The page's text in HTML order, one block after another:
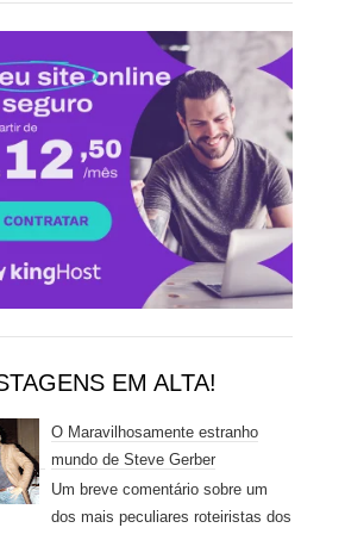
EM ALTA!
O Maravilhosamente estranho
mundo de Steve Gerber
Um breve comentário sobre um
dos mais peculiares roteiristas dos